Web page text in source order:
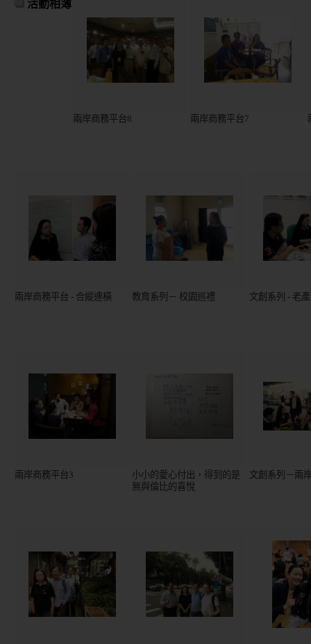
活動相簿
兩岸商務平台8 兩岸商務平台7
兩岸商務平台 - 合縱連橫 教育系列－ 校園巡禮 文創系列 - 老
兩岸商務平台3
小小的愛心付出，得到的是
無與倫比的喜悅
文創系列－兩